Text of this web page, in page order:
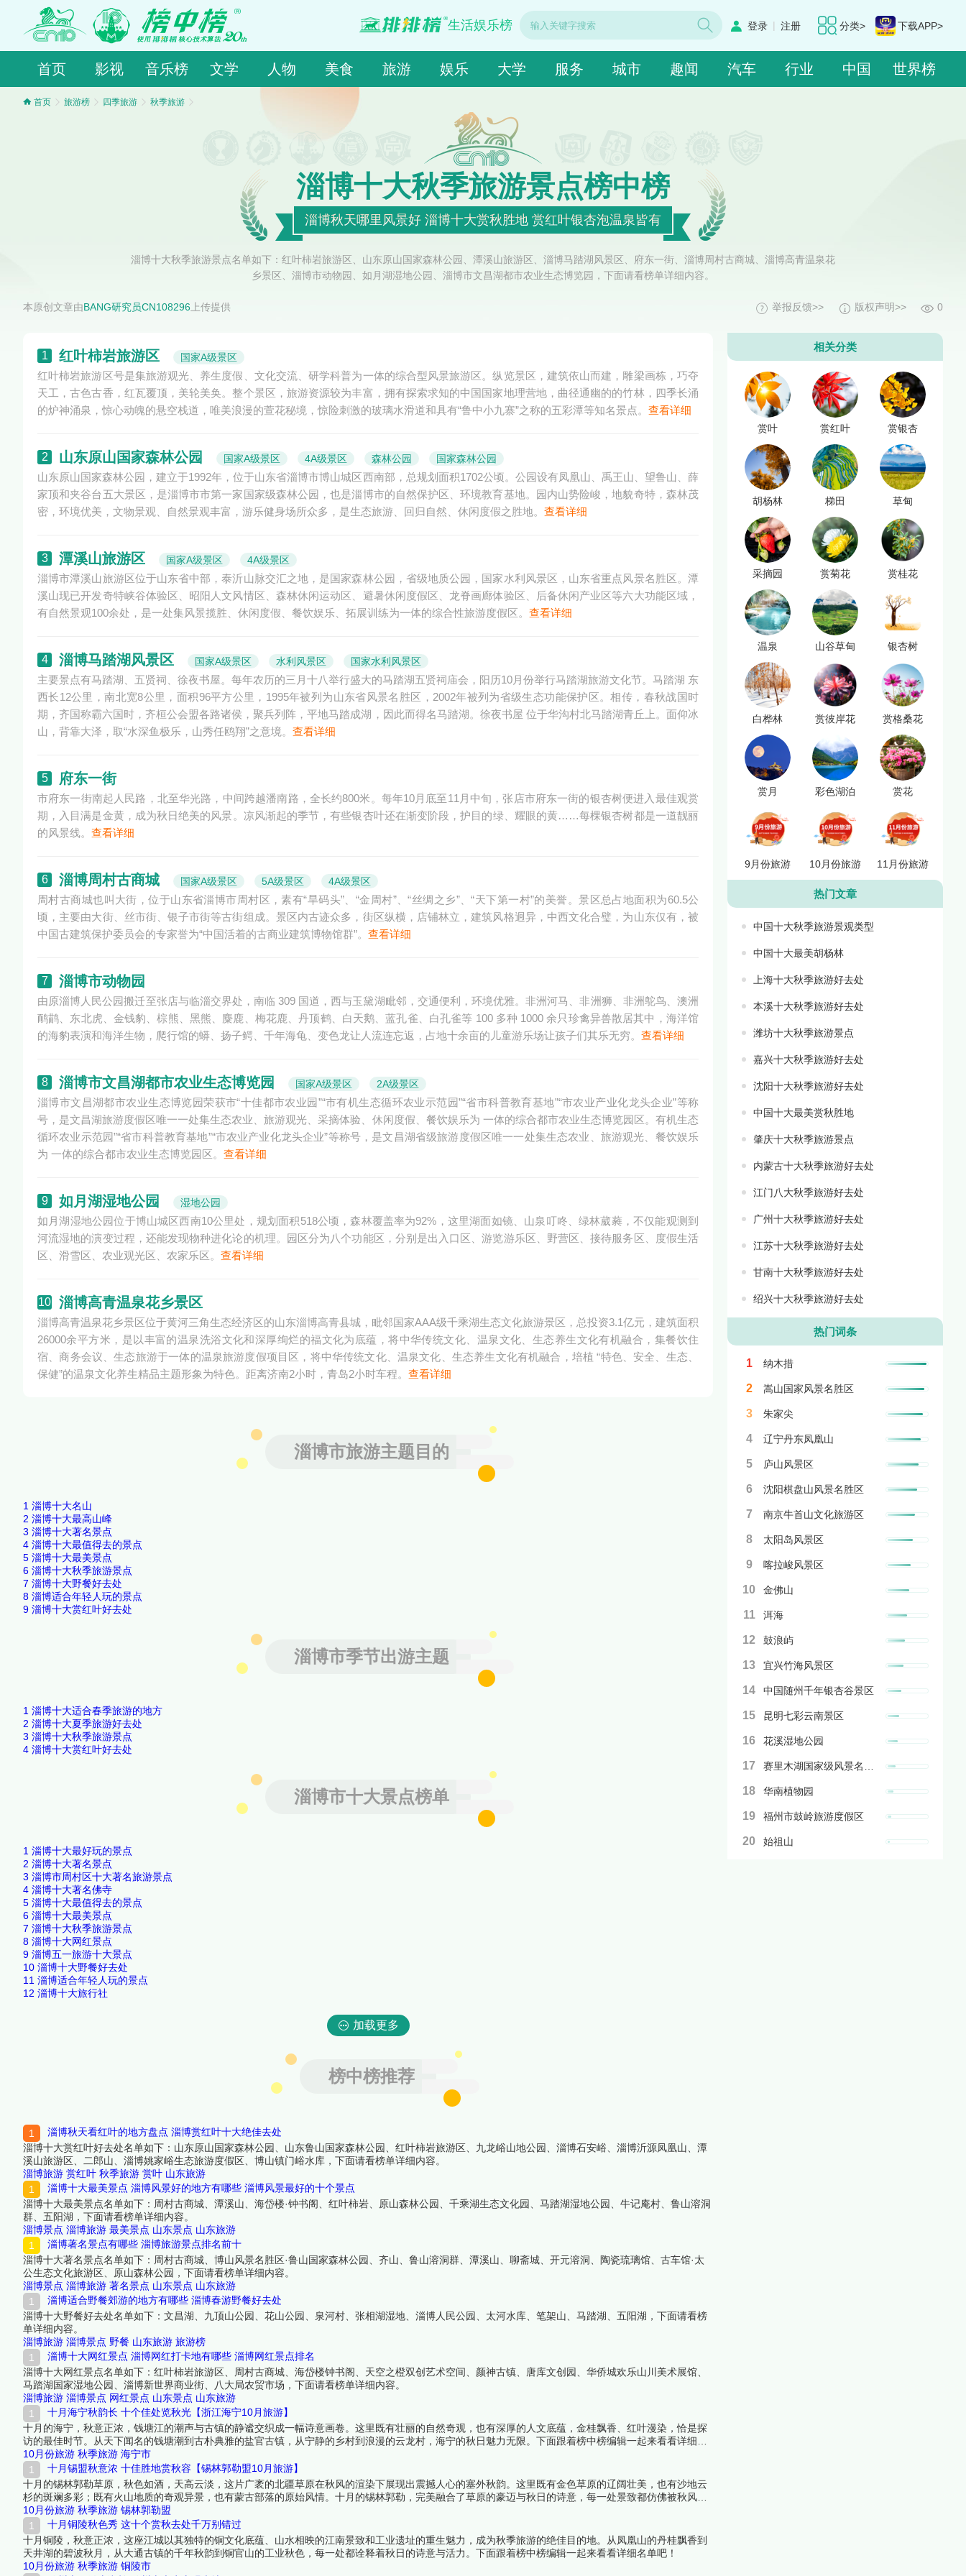
分类> 下载APP>
登录 | 注册
生活娱乐榜
首页 影视 音乐榜 文学 人物 美食 旅游 娱乐 大学 服务 城市 趣闻 汽车 行业 中国 世界榜
首页 旅游榜 四季旅游 秋季旅游
淄博十大秋季旅游景点榜中榜
淄博秋天哪里风景好 淄博十大赏秋胜地 赏红叶银杏泡温泉皆有
淄博十大秋季旅游景点名单如下：红叶柿岩旅游区、山东原山国家森林公园、潭溪山旅游区、淄博马踏湖风景区、府东一街、淄博周村古商城、淄博高青温泉花
乡景区、淄博市动物园、如月湖湿地公园、淄博市文昌湖都市农业生态博览园，下面请看榜单详细内容。
本原创文章由BANG研究员CN108296上传提供 0
版权声明>>
举报反馈>>
1 红叶柿岩旅游区 国家A级景区
红叶柿岩旅游区号是集旅游观光、养生度假、文化交流、研学科普为一体的综合型风景旅游区。纵览景区，建筑依山而建，雕梁画栋，巧夺
天工，古色古香，红瓦覆顶，美轮美奂。整个景区，旅游资源较为丰富，拥有探索求知的中国国家地理营地，曲径通幽的的竹林，四季长涌
的炉神涌泉，惊心动魄的悬空栈道，唯美浪漫的萱花秘境，惊险刺激的玻璃水滑道和具有“鲁中小九寨”之称的五彩潭等知名景点。 查看详细
2 山东原山国家森林公园 国家A级景区 4A级景区 森林公园 国家森林公园
山东原山国家森林公园，建立于1992年，位于山东省淄博市博山城区西南部，总规划面积1702公顷。公园设有凤凰山、禹王山、望鲁山、薛
家顶和夹谷台五大景区，是淄博市市第一家国家级森林公园，也是淄博市的自然保护区、环境教育基地。园内山势险峻，地貌奇特，森林茂
密，环境优美，文物景观、自然景观丰富，游乐健身场所众多，是生态旅游、回归自然、休闲度假之胜地。 查看详细
3 潭溪山旅游区 国家A级景区 4A级景区
淄博市潭溪山旅游区位于山东省中部，泰沂山脉交汇之地，是国家森林公园，省级地质公园，国家水利风景区，山东省重点风景名胜区。潭
溪山现已开发奇特峡谷体验区、昭阳人文风情区、森林休闲运动区、避暑休闲度假区、龙脊画廊体验区、后备休闲产业区等六大功能区域，
有自然景观100余处，是一处集风景揽胜、休闲度假、餐饮娱乐、拓展训练为一体的综合性旅游度假区。 查看详细
4 淄博马踏湖风景区 国家A级景区 水利风景区 国家水利风景区
主要景点有马踏湖、五贤祠、徐夜书屋。每年农历的三月十八举行盛大的马踏湖五贤祠庙会，阳历10月份举行马踏湖旅游文化节。马踏湖 东
西长12公里，南北宽8公里，面积96平方公里，1995年被列为山东省风景名胜区，2002年被列为省级生态功能保护区。相传，春秋战国时
期，齐国称霸六国时，齐桓公会盟各路诸侯，聚兵列阵，平地马踏成湖，因此而得名马踏湖。徐夜书屋 位于华沟村北马踏湖青丘上。面仰冰
山，背靠大泽，取“水深鱼极乐，山秀任鸥翔”之意境。 查看详细
5 府东一街
市府东一街南起人民路，北至华光路，中间跨越潘南路，全长约800米。每年10月底至11月中旬，张店市府东一街的银杏树便进入最佳观赏
期，入目满是金黄，成为秋日绝美的风景。凉风渐起的季节，有些银杏叶还在渐变阶段，护目的绿、耀眼的黄……每棵银杏树都是一道靓丽
的风景线。 查看详细
6 淄博周村古商城 国家A级景区 5A级景区 4A级景区
周村古商城也叫大街，位于山东省淄博市周村区，素有“旱码头”、“金周村”、“丝绸之乡”、“天下第一村”的美誉。景区总占地面积为60.5公
顷，主要由大街、丝市街、银子市街等古街组成。景区内古迹众多，街区纵横，店铺林立，建筑风格迥异，中西文化合璧，为山东仅有，被
中国古建筑保护委员会的专家誉为“中国活着的古商业建筑博物馆群”。 查看详细
7 淄博市动物园
由原淄博人民公园搬迁至张店与临淄交界处，南临 309 国道，西与玉黛湖毗邻，交通便利，环境优雅。非洲河马、非洲狮、非洲鸵鸟、澳洲
鸸鹋、东北虎、金钱豹、棕熊、黑熊、麋鹿、梅花鹿、丹顶鹤、白天鹅、蓝孔雀、白孔雀等 100 多种 1000 余只珍禽异兽散居其中，海洋馆
的海豹表演和海洋生物，爬行馆的蟒、扬子鳄、千年海龟、变色龙让人流连忘返，占地十余亩的儿童游乐场让孩子们其乐无穷。 查看详细
8 淄博市文昌湖都市农业生态博览园 国家A级景区 2A级景区
淄博市文昌湖都市农业生态博览园荣获市“十佳都市农业园”“市有机生态循环农业示范园”“省市科普教育基地”“市农业产业化龙头企业”等称
号，是文昌湖旅游度假区唯一一处集生态农业、旅游观光、采摘体验、休闲度假、餐饮娱乐为 一体的综合都市农业生态博览园区。有机生态
循环农业示范园”“省市科普教育基地”“市农业产业化龙头企业”等称号，是文昌湖省级旅游度假区唯一一处集生态农业、旅游观光、餐饮娱乐
为 一体的综合都市农业生态博览园区。 查看详细
9 如月湖湿地公园 湿地公园
如月湖湿地公园位于博山城区西南10公里处，规划面积518公顷，森林覆盖率为92%，这里湖面如镜、山泉叮咚、绿林葳蕤，不仅能观测到
河流湿地的演变过程，还能发现物种进化论的机理。园区分为八个功能区，分别是出入口区、游览游乐区、野营区、接待服务区、度假生活
区、滑雪区、农业观光区、农家乐区。 查看详细
10 淄博高青温泉花乡景区
淄博高青温泉花乡景区位于黄河三角生态经济区的山东淄博高青县城，毗邻国家AAA级千乘湖生态文化旅游景区，总投资3.1亿元，建筑面积
26000余平方米，是以丰富的温泉洗浴文化和深厚绚烂的福文化为底蕴，将中华传统文化、温泉文化、生态养生文化有机融合，集餐饮住
宿、商务会议、生态旅游于一体的温泉旅游度假项目区，将中华传统文化、温泉文化、生态养生文化有机融合，培植 “特色、安全、生态、
保健”的温泉文化养生精品主题形象为特色。距离济南2小时，青岛2小时车程。 查看详细
淄博市旅游主题目的
1 淄博十大名山
2 淄博十大最高山峰
3 淄博十大著名景点
4 淄博十大最值得去的景点
5 淄博十大最美景点
6 淄博十大秋季旅游景点
7 淄博十大野餐好去处
8 淄博适合年轻人玩的景点
9 淄博十大赏红叶好去处
淄博市季节出游主题
1 淄博十大适合春季旅游的地方
2 淄博十大夏季旅游好去处
3 淄博十大秋季旅游景点
4 淄博十大赏红叶好去处
淄博市十大景点榜单
1 淄博十大最好玩的景点
2 淄博十大著名景点
3 淄博市周村区十大著名旅游景点
4 淄博十大著名佛寺
5 淄博十大最值得去的景点
6 淄博十大最美景点
7 淄博十大秋季旅游景点
8 淄博十大网红景点
9 淄博五一旅游十大景点
10 淄博十大野餐好去处
11 淄博适合年轻人玩的景点
12 淄博十大旅行社
加载更多
榜中榜推荐
淄博秋天看红叶的地方盘点 淄博赏红叶十大绝佳去处
淄博十大赏红叶好去处名单如下：山东原山国家森林公园、山东鲁山国家森林公园、红叶柿岩旅游区、九龙峪山地公园、淄博石安峪、淄博沂源凤凰山、潭
溪山旅游区、二郎山、淄博姚家峪生态旅游度假区、博山镇门峪水库，下面请看榜单详细内容。
淄博旅游 赏红叶 秋季旅游 赏叶 山东旅游
淄博十大最美景点 淄博风景好的地方有哪些 淄博风景最好的十个景点
淄博十大最美景点名单如下：周村古商城、潭溪山、海岱楼·钟书阁、红叶柿岩、原山森林公园、千乘湖生态文化园、马踏湖湿地公园、牛记庵村、鲁山溶洞
群、五阳湖，下面请看榜单详细内容。
淄博景点 淄博旅游 最美景点 山东景点 山东旅游
淄博著名景点有哪些 淄博旅游景点排名前十
淄博十大著名景点名单如下：周村古商城、博山风景名胜区·鲁山国家森林公园、齐山、鲁山溶洞群、潭溪山、聊斋城、开元溶洞、陶瓷琉璃馆、古车馆·太
公生态文化旅游区、原山森林公园，下面请看榜单详细内容。
淄博景点 淄博旅游 著名景点 山东景点 山东旅游
淄博适合野餐郊游的地方有哪些 淄博春游野餐好去处
淄博十大野餐好去处名单如下：文昌湖、九顶山公园、花山公园、泉河村、张相湖湿地、淄博人民公园、太河水库、笔架山、马踏湖、五阳湖，下面请看榜
单详细内容。
淄博旅游 淄博景点 野餐 山东旅游 旅游榜
淄博十大网红景点 淄博网红打卡地有哪些 淄博网红景点排名
淄博十大网红景点名单如下：红叶柿岩旅游区、周村古商城、海岱楼钟书阁、天空之橙双创艺术空间、颜神古镇、唐库文创园、华侨城欢乐山川美术展馆、
马踏湖国家湿地公园、淄博新世界商业街、八大局农贸市场，下面请看榜单详细内容。
淄博旅游 淄博景点 网红景点 山东景点 山东旅游
十月海宁秋韵长 十个佳处览秋光【浙江海宁10月旅游】
十月的海宁，秋意正浓，钱塘江的潮声与古镇的静谧交织成一幅诗意画卷。这里既有壮丽的自然奇观，也有深厚的人文底蕴，金桂飘香、红叶漫染，恰是探
访的最佳时节。从天下闻名的钱塘潮到古朴典雅的盐官古镇，从宁静的乡村到浪漫的云龙村，海宁的秋日魅力无限。下面跟着榜中榜编辑一起来看看详细名
单吧！
10月份旅游 秋季旅游 海宁市
十月锡盟秋意浓 十佳胜地赏秋容【锡林郭勒盟10月旅游】
十月的锡林郭勒草原，秋色如酒，天高云淡，这片广袤的北疆草原在秋风的渲染下展现出震撼人心的塞外秋韵。这里既有金色草原的辽阔壮美，也有沙地云
杉的斑斓多彩；既有火山地质的奇观异景，也有蒙古部落的原始风情。十月的锡林郭勒，完美融合了草原的豪迈与秋日的诗意，每一处景致都仿佛被秋风精
心勾勒。下面跟着榜中榜编辑一起来看看详细名单吧！
10月份旅游 秋季旅游 锡林郭勒盟
十月铜陵秋色秀 这十个赏秋去处千万别错过
十月铜陵，秋意正浓，这座江城以其独特的铜文化底蕴、山水相映的江南景致和工业遗址的重生魅力，成为秋季旅游的绝佳目的地。从凤凰山的丹桂飘香到
天井湖的碧波秋月，从大通古镇的千年秋韵到铜官山的工业秋色，每一处都诠释着秋日的诗意与活力。下面跟着榜中榜编辑一起来看看详细名单吧！
10月份旅游 秋季旅游 铜陵市
相关分类
赏叶 赏红叶 赏银杏
胡杨林 梯田 草甸
采摘园 赏菊花 赏桂花
温泉 山谷草甸 银杏树
白桦林 赏彼岸花 赏格桑花
赏月 彩色湖泊 赏花
9月份旅游 10月份旅游 11月份旅游
热门文章
中国十大秋季旅游景观类型
中国十大最美胡杨林
上海十大秋季旅游好去处
本溪十大秋季旅游好去处
潍坊十大秋季旅游景点
嘉兴十大秋季旅游好去处
沈阳十大秋季旅游好去处
中国十大最美赏秋胜地
肇庆十大秋季旅游景点
内蒙古十大秋季旅游好去处
江门八大秋季旅游好去处
广州十大秋季旅游好去处
江苏十大秋季旅游好去处
甘南十大秋季旅游好去处
绍兴十大秋季旅游好去处
热门词条
1 纳木措
2 嵩山国家风景名胜区
3 朱家尖
4 辽宁丹东凤凰山
5 庐山风景区
6 沈阳棋盘山风景名胜区
7 南京牛首山文化旅游区
8 太阳岛风景区
9 喀拉峻风景区
10 金佛山
11 洱海
12 鼓浪屿
13 宜兴竹海风景区
14 中国随州千年银杏谷景区
15 昆明七彩云南景区
16 花溪湿地公园
17
18 华南植物园
19 福州市鼓岭旅游度假区
20 始祖山